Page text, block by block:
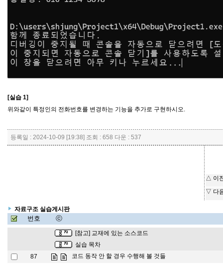
[실습 1]
위와같이 특정인의 전화번호를 변경하는 기능을 추가로 구현하시오.
등록일 : 2024-10-09 [19:38] 조회 : 658 다운 : 537
△ 이
▽ 다
자료구조 실습게시판
번호 ⓒ
[참고] 교재에 있는 소스코드
실습 목차
87
코드 동작 안 할 경우 수행해 볼 것들